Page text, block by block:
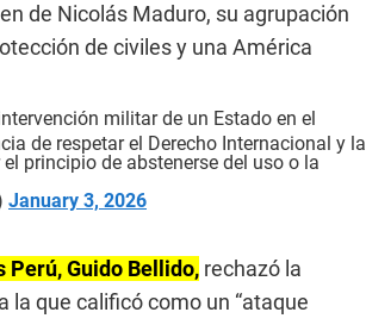
de Nicolás Maduro, su agrupación
de civiles y una América
militar de un Estado en el
de respetar el Derecho Internacional y la
principio de abstenerse del uso o la
January 3, 2026
Perú, Guido Bellido, rechazó la
la que calificó como un “ataque